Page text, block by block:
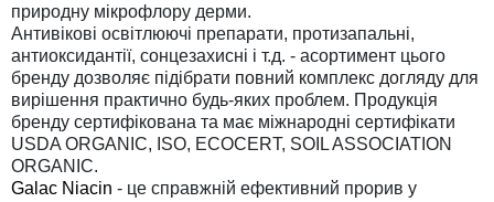
природну мікрофлору дерми.
Антивікові освітлюючі препарати, протизапальні,
антиоксидантії, сонцезахисні і т.д. - асортимент цього
бренду дозволяє підібрати повний комплекс догляду для
вирішення практично будь-яких проблем. Продукція
бренду сертифікована та має міжнародні сертифікати
USDA ORGANIC, ISO, ECOCERT, SOIL ASSOCIATION
ORGANIC.
Galac Niacin - це справжній ефективний прорив у